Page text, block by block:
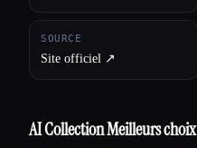
SOURCE
Site officiel ↗︎
AI Collection Meilleurs choix